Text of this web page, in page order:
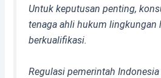
Untuk keputusan penting,
tenaga ahli hukum lingkungan
berkualifikasi.
Regulasi pemerintah